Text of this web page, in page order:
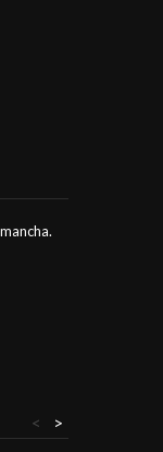
>
<